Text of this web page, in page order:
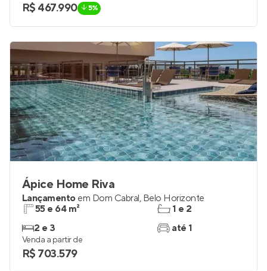
R$ 467.990 5%
Ápice Home Riva
Lançamento em Dom Cabral, Belo Horizonte
55 e 64 m²
2 e 3
1 e 2
até 1
Venda a partir de
R$ 703.579